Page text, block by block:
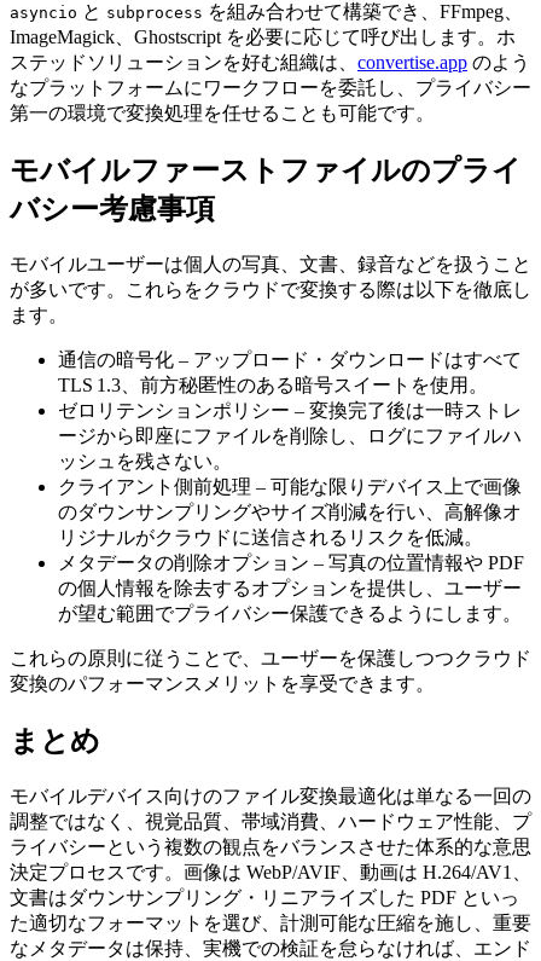
asyncio と subprocess を組み合わせて構築でき、FFmpeg、
ImageMagick、Ghostscript を必要に応じて呼び出します。ホ
ステッドソリューションを好む組織は、 convertise.app のよう
なプラットフォームにワークフローを委託し、プライバシー
第一の環境で変換処理を任せることも可能です。
モバイルファーストファイルのプライ
バシー考慮事項
モバイルユーザーは個人の写真、文書、録音などを扱うこと
が多いです。これらをクラウドで変換する際は以下を徹底し
ます。
通信の暗号化 – アップロード・ダウンロードはすべて
TLS 1.3、前方秘匿性のある暗号スイートを使用。
ゼロリテンションポリシー – 変換完了後は一時ストレ
ージから即座にファイルを削除し、ログにファイルハ
ッシュを残さない。
クライアント側前処理 – 可能な限りデバイス上で画像
のダウンサンプリングやサイズ削減を行い、高解像オ
リジナルがクラウドに送信されるリスクを低減。
メタデータの削除オプション – 写真の位置情報や PDF
の個人情報を除去するオプションを提供し、ユーザー
が望む範囲でプライバシー保護できるようにします。
これらの原則に従うことで、ユーザーを保護しつつクラウド
変換のパフォーマンスメリットを享受できます。
まとめ
モバイルデバイス向けのファイル変換最適化は単なる一回の
調整ではなく、視覚品質、帯域消費、ハードウェア性能、プ
ライバシーという複数の観点をバランスさせた体系的な意思
決定プロセスです。画像は WebP/AVIF、動画は H.264/AV1、
文書はダウンサンプリング・リニアライズした PDF といっ
た適切なフォーマットを選び、計測可能な圧縮を施し、重要
なメタデータは保持、実機での検証を怠らなければ、エンド